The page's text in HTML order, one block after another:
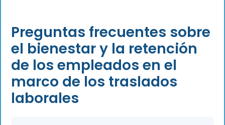
Preguntas frecuentes sobre
el bienestar y la retención
de los empleados en el
marco de los traslados
laborales